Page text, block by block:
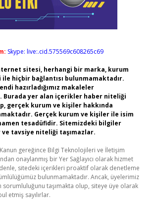
Skype: live:.cid.575569c608265c69
sitesi, herhangi bir marka, kurum
ile hiçbir bağlantısı bulunmamaktadır.
hazırladığımız makaleler
Burada yer alan içerikler haber niteliği
gerçek kurum ve kişiler hakkında
Gerçek kurum ve kişiler ile isim
tesadüfidir. Sitemizdeki bilgiler
tavsiye niteliği taşımazlar.
Kanun gereğince Bilgi Teknolojileri ve İletişim
onaylanmış bir Yer Sağlayıcı olarak hizmet
sitedeki içerikleri proaktif olarak denetleme
bulunmamaktadır. Ancak, üyelerimiz
sorumluluğunu taşımakta olup, siteye üye olarak
etmiş sayılırlar.